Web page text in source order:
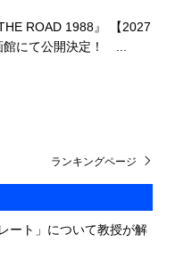
ROAD 1988』 【2027
館にて公開決定！ ...
ート」について教授が解
ランキングページ